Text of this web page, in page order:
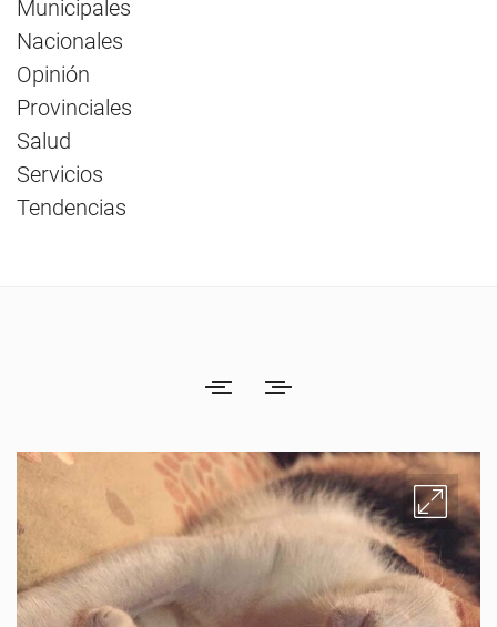
Municipales
Nacionales
Opinión
Provinciales
Salud
Servicios
Tendencias